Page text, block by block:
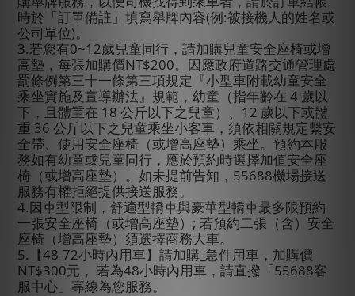
時於「訂單備註」填寫舉牌內容(例:被接機人的姓名或
公司單位)。
3.若您有0~12歲兒童同行，請加購兒童安全座椅或增
高墊，每張加購價NT$200。因應政府道路交通管理處
罰條例第三十一條第三項規定『小型車附載幼童安全
乘坐實施及宣導辦法』規範，幼童（指年齡在 4 歲以
下，且體重在 18 公斤以下之兒童）、 12 歲以下或體
重 36 公斤以下之兒童乘坐小客車，須依相關規定繫安
全帶、使用安全座椅（或增高座墊）乘坐。預約本服
務如有幼童或兒童同行，應於預約時選擇加值安全座
椅（或增高座墊）。如未提前告知， 55688機場接送
服務有權拒絕提供接送服務。
4.因車型限制，舒適型轎車與豪華型轎車最多限預約
一張安全座椅（或增高座墊） ; 若預約二張（含）安全
座椅（增高座墊）須選擇商務大車。
5. 【48-72小時內用車】請加購 急件用車，加購價
NT$300元 ， 若為48小時內用車 ，請直撥「55688客
服中心」專線為您服務。